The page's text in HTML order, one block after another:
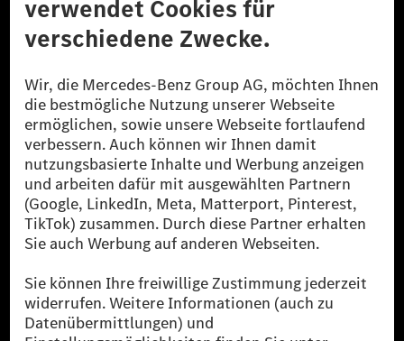
© 2026 Mercedes-Benz Group AG. Alle Rechte vorbehalten.
[1] Bilanziell CO₂-neutral bedeutet, dass nicht vermiedene oder nicht
reduzierte CO₂-Emissionen bei der Mercedes-Benz Group durch
zertifizierte Ausgleichsprojekte kompensiert werden.
[2] Renewable Charging ist ein integraler Bestandteil von MB.CHARGE
Public in Europa, den USA, Kanada und China. Sofern an der jeweiligen
Ladestation noch kein Strom aus erneuerbaren Energien vorliegt,
verwendet Renewable Charging Grünstromzertifikate*. Diese stellen
sicher, dass für Ladevorgänge über MB.CHARGE Public eine äquivalente
Strommenge aus erneuerbaren Energien ins Stromnetz eingespeist wird.
als sechs Jahre sind.
* Inkl. EKOenergy Ökolabel
* Die angegebenen Werte wurden nach dem vorgeschriebenen
Messverfahren WLTP (Worldwide harmonised Light vehicles Test